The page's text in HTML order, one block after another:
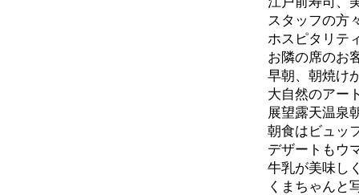
スタッフの方
ホスピタリテ
お隣の席のお
早朝、朝焼け
大自然のアー
展望露天温泉
朝食はビュッ
デザートもウ
牛乳が美味し
くまちゃんと